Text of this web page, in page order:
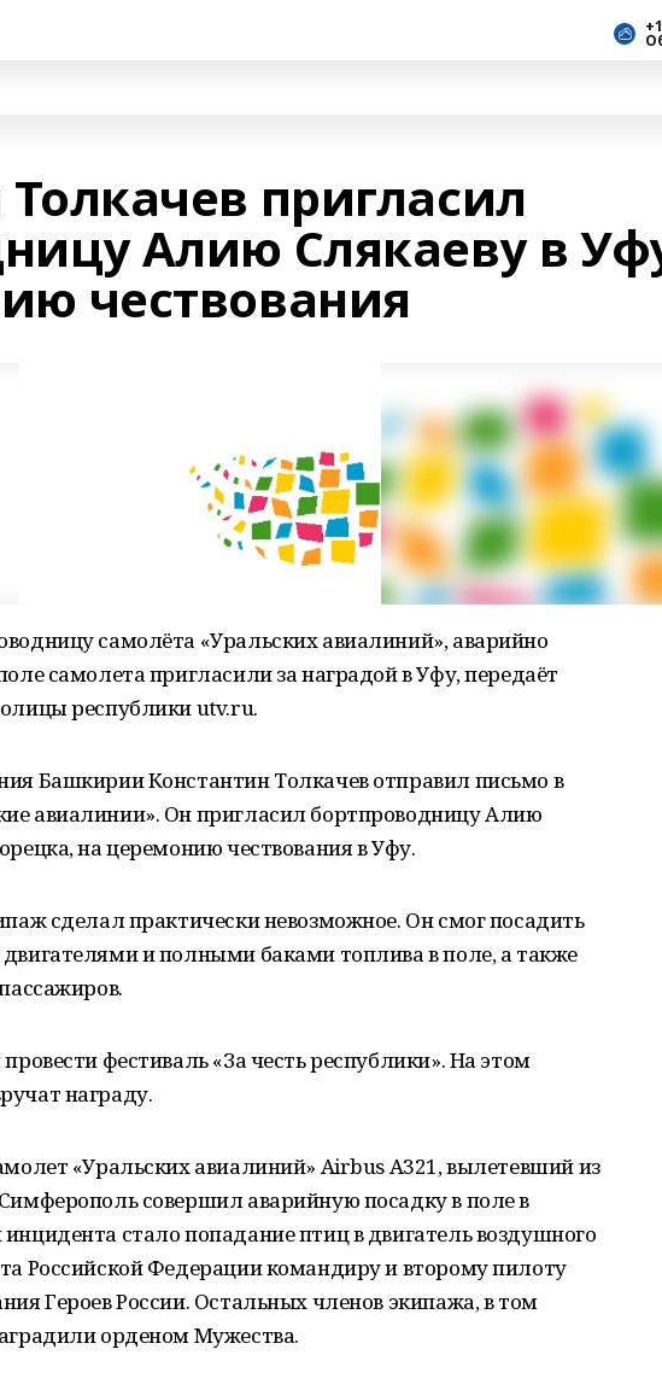
пригласил
Алию Слякаеву в
чествования
самолёта «Уральских авиалиний», аварийно
самолета пригласили за наградой в Уфу, передаёт
республики utv.ru.
Башкирии Константин Толкачев отправил письмо в
авиалинии». Он пригласил бортпроводницу Алию
на церемонию чествования в Уфу.
сделал практически невозможное. Он смог посадить
и полными баками топлива в поле, а также
фестиваль «За честь республики». На этом
награду.
«Уральских авиалиний» Airbus А321, вылетевший из
совершил аварийную посадку в поле в
стало попадание птиц в двигатель воздушного
Российской Федерации командиру и второму пилоту
Героев России. Остальных членов экипажа, в том
орденом Мужества.